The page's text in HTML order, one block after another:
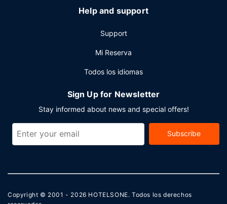
Help and support
Support
Mi Reserva
Todos los idiomas
Sign Up for Newsletter
Stay informed about news and special offers!
Subscribe
Copyright © 2001 - 2026 HOTELSONE. Todos los derechos